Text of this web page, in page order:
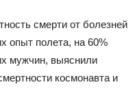
смерти от болезней
опыт полета, на 60%
мужчин, выяснили
космонавта и